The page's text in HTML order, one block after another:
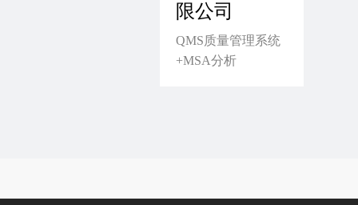
限公司
QMS质量管理系统
+MSA分析